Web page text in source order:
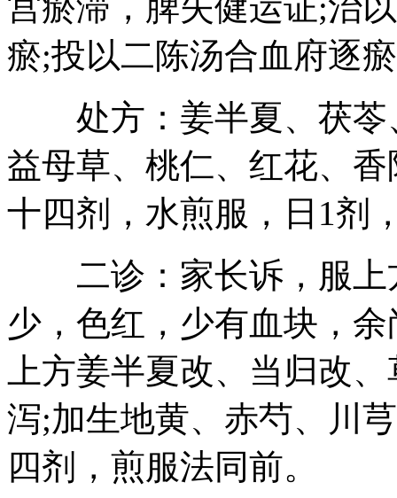
宫瘀滞，脾失健运证;治
瘀;投以二陈汤合血府逐
处方：姜半夏、茯苓
益母草、桃仁、红花、
十四剂，水煎服，日1剂
二诊：家长诉，服上
少，色红，少有血块，
上方姜半夏改、当归改
泻;加生地黄、赤芍、川
四剂，煎服法同前。